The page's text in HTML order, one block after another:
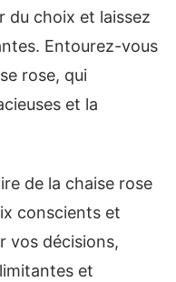
du choix et laissez
Entourez-vous
rose, qui
et la
de la chaise rose
conscients et
vos décisions,
et